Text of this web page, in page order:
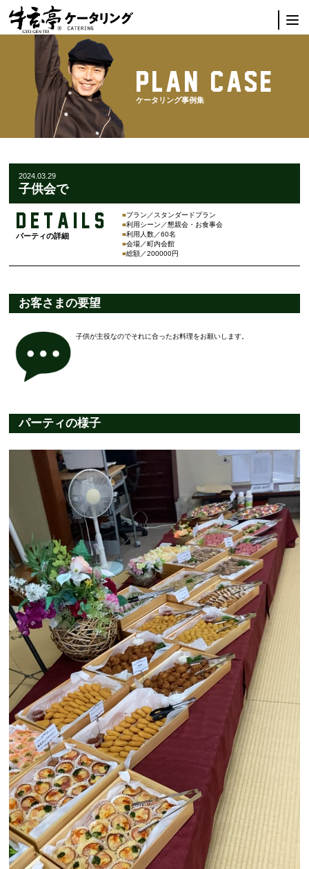
PLAN CASE
ケータリング事例集
2024.03.29
子供会で
Details
パーティの詳細
■プラン／スタンダードプラン
■利用シーン／懇親会・お食事会
■利用人数／60名
■会場／町内会館
■総額／200000円
お客さまの要望
子供が主役なのでそれに合ったお料理をお願いします。
パーティの様子